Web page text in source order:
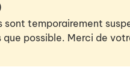
temporairement
possible. Merci de